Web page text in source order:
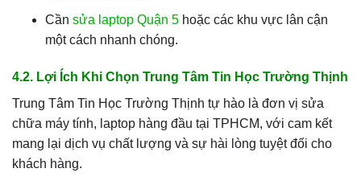
Cần sửa laptop Quận 5hoặc các khu vực lân cận
một cách nhanh chóng.
4.2. Lợi Ích Khi Chọn Trung Tâm Tin Học Trường Thịnh
Trung Tâm Tin Học Trường Thịnh tự hào là đơn vị sửa
chữa máy tính, laptop hàng đầu tại TPHCM, với cam kết
mang lại dịch vụ chất lượng và sự hài lòng tuyệt đối cho
khách hàng.